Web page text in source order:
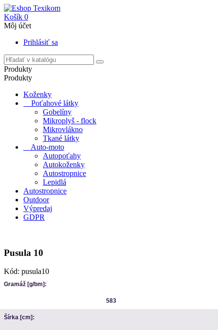
Košík 0
Môj účet
Prihlásiť sa
Produkty
Produkty
Koženky
Poťahové látky
Gobelíny
Mikroplyš - flock
Mikrovlákno
Tkané látky
Auto-moto
Autopoťahy
Autokoženky
Autostropnice
Lepidlá
Autostropnice
Outdoor
Výpredaj
GDPR
Pusula 10
Kód: pusula10
Gramáž [g/bm]:
583
Šírka [cm]: